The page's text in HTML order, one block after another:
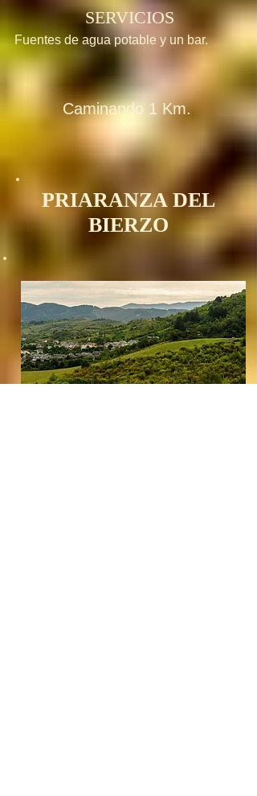
SERVICIOS
Fuentes de agua potable y un bar.
Caminando 1 Km.
PRIARANZA DEL
BIERZO